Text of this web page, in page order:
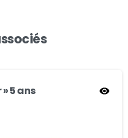
5 ans